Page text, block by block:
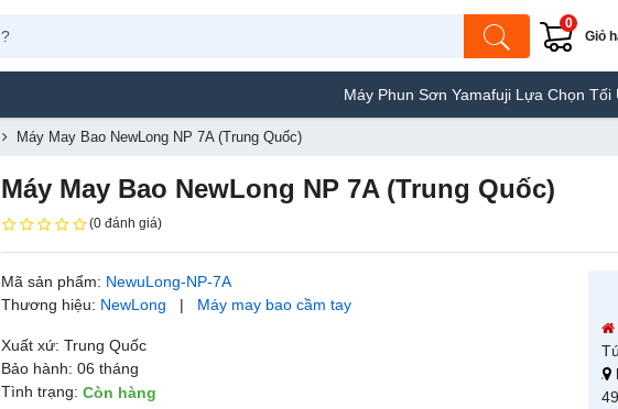
Giỏ
0
Máy Phun Sơn Yamafuji Lựa Chọn Tối Ưu Cho Mọi
Máy May Bao NewLong NP 7A (Trung Quốc)
Máy May Bao NewLong NP 7A (Trung Quốc)
(0 đánh giá)
Mã sản phẩm: NewuLong-NP-7A
Thương hiệu: NewLong | Máy may bao cầm tay
Xuất xứ: Trung Quốc
Bảo hành: 06 tháng
Tình trạng:Còn hàng